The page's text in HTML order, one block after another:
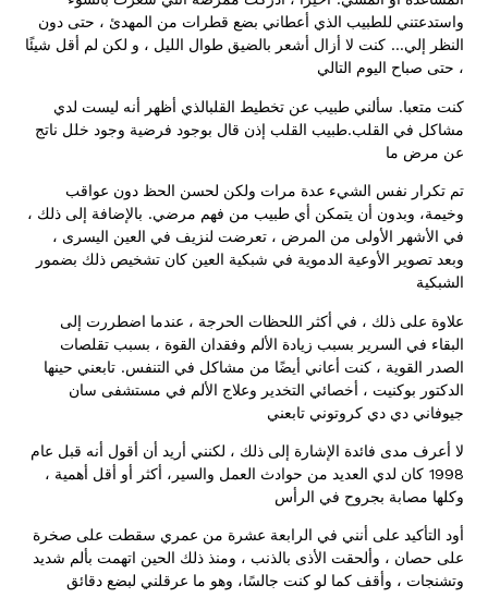
واستدعتني للطبيب الذي أعطاني بضع قطرات من المهدئ ، حتى دون
النظر إلي…كنت لا أزال أشعر بالضيق طوال الليل ، و لكن لم أقل شيئًا
، حتى صباح اليوم التالي
كنت متعبا. سألني طبيب عن تخطيط القلبالذي أظهر أنه ليست لدي
مشاكل في القلب.طبيب القلب إذن قال بوجود فرضية وجود خلل ناتج
عن مرض ما
تم تكرار نفس الشيء عدة مرات ولكن لحسن الحظ دون عواقب
وخيمة، وبدون أن يتمكن أي طبيب من فهم مرضي. بالإضافة إلى ذلك ،
في الأشهر الأولى من المرض ، تعرضت لنزيف في العين اليسرى ،
وبعد تصوير الأوعية الدموية في شبكية العين كان تشخيص ذلك بضمور
الشبكية
علاوة على ذلك ، في أكثر اللحظات الحرجة ، عندما اضطررت إلى
البقاء في السرير بسبب زيادة الألم وفقدان القوة ، بسبب تقلصات
الصدر القوية ، كنت أعاني أيضًا من مشاكل في التنفس.تابعني حينها
الدكتور بوكنيت ، أخصائي التخدير وعلاج الألم في مستشفى سان
جيوفاني دي دي كروتوني تابعني
لا أعرف مدى فائدة الإشارة إلى ذلك ، لكنني أريد أن أقول أنه قبل عام
1998 كان لدي العديد من حوادث العمل والسير، أكثر أو أقل أهمية ،
وكلها مصابة بجروح في الرأس
أود التأكيد على أنني في الرابعة عشرة من عمري سقطت على صخرة
على حصان ، وألحقت الأذى بالذنب ، ومنذ ذلك الحين اتهمت بألم شديد
وتشنجات ، وأقف كما لو كنت جالسًا، وهو ما عرقلني لبضع دقائق